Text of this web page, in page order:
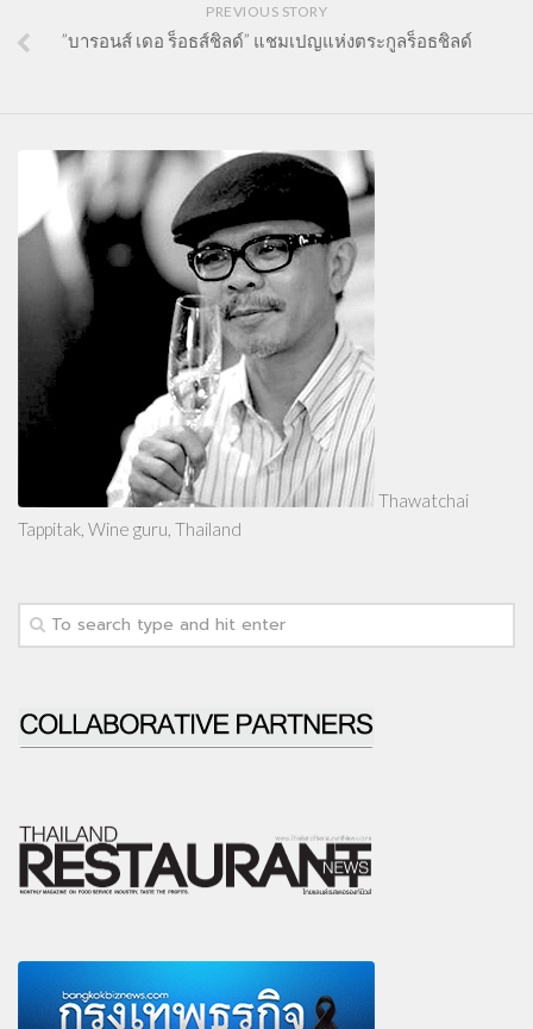
PREVIOUS STORY
”บารอนส์ เดอ ร็อธส์ชิลด์” แชมเปญแห่งตระกูลร็อธชิลด์
Thawatchai
Tappitak, Wine guru, Thailand